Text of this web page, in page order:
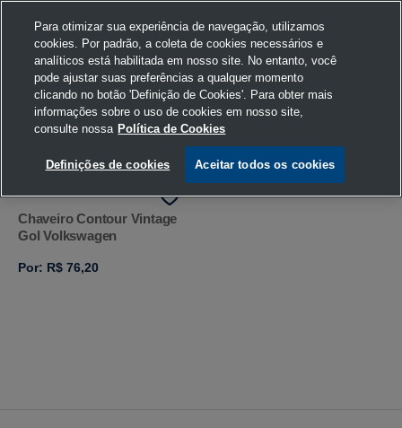
Home Busca
FILTRAR
Chaveiro Contour Vintage
Gol Volkswagen
Por: R$ 76,20
Para otimizar sua experiência de navegação, utilizamos
cookies. Por padrão, a coleta de cookies necessários e
analíticos está habilitada em nosso site. No entanto, você
pode ajustar suas preferências a qualquer momento
clicando no botão 'Definição de Cookies'. Para obter mais
informações sobre o uso de cookies em nosso site,
consulte nossa Política de Cookies
Definições de cookies Aceitar todos os cookies